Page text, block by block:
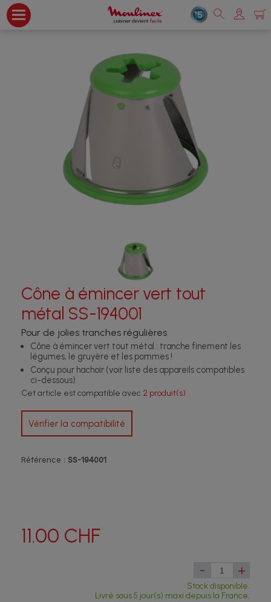
Cône à émincer vert tout
métal SS-194001
Pour de jolies tranches régulières
Cône à émincer vert tout métal : tranche finement les
légumes, le gruyère et les pommes !
Conçu pour hachoir (voir liste des appareils compatibles
ci-dessous)
Cet article est compatible avec 2 produit(s)
Vérifier la compatibilité
Référence : SS-194001
11.00 CHF
- +
Stock disponible.
Livré sous 5 jour(s) maxi depuis la France.